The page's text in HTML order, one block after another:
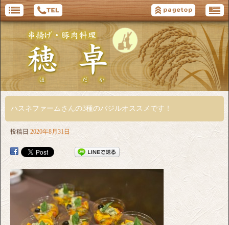
ハスネファームさんの3種のバジルオススメです！
投稿日 2020年8月31日